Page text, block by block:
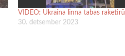
VIDEO: Ukraina linna tabas
30. detsember 2023